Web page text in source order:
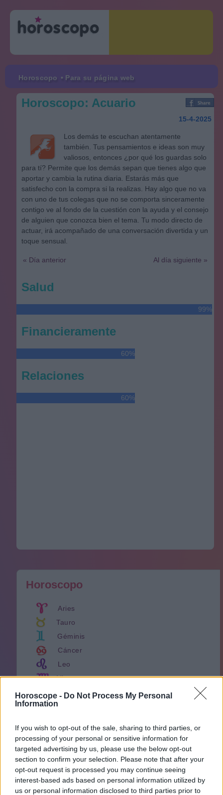
Horoscope - Do Not Process My Personal
Information
If you wish to opt-out of the sale, sharing to third parties, or
processing of your personal or sensitive information for
targeted advertising by us, please use the below opt-out
section to confirm your selection. Please note that after your
opt-out request is processed you may continue seeing
interest-based ads based on personal information utilized by
us or personal information disclosed to third parties prior to
Horoscopo • Para su página web
Horoscopo
Aries
Tauro
Géminis
Cáncer
Leo
Virgo
Libra
Capricornio
Acuario
Piscis
Horoscopo: Acuario
15-4-2025
Los demás te escuchan atentamente
también. Tus pensamientos e ideas son muy
valiosos, entonces ¿por qué los guardas solo
para tí? Permite que los demás sepan que tienes algo que
aportar y cambia la rutina diaria. Estarás más que
satisfecho con la compra si la realizas. Hay algo que no va
con uno de tus colegas que no se comporta sinceramente
contigo ve al fondo de la cuestión con la ayuda y el consejo
de alguien que conozca bien el tema. Tu modo directo de
actuar, irá acompañado de una conversación divertida y un
toque sensual.
« Día anterior Al día siguiente »
Salud
99%
Financieramente
60%
Relaciones
60%